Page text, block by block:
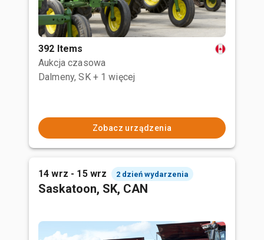
392 Items
Aukcja czasowa
Dalmeny, SK + 1 więcej
Zobacz urządzenia
14 wrz - 15 wrz 2 dzień wydarzenia
Saskatoon, SK, CAN